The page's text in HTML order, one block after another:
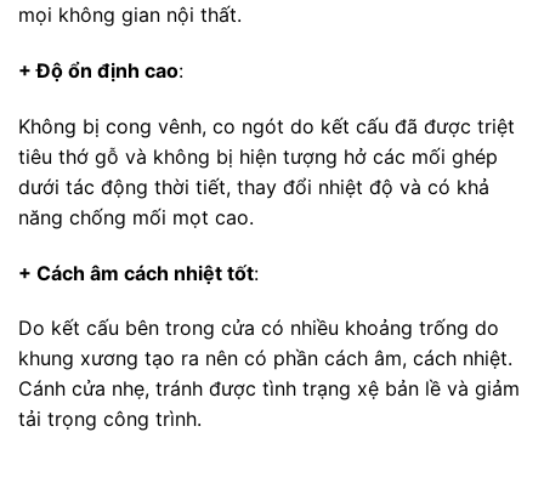
mọi không gian nội thất.
+ Độ ổn định cao:
Không bị cong vênh, co ngót do kết cấu đã được triệt
tiêu thớ gỗ và không bị hiện tượng hở các mối ghép
dưới tác động thời tiết, thay đổi nhiệt độ và có khả
năng chống mối mọt cao.
+ Cách âm cách nhiệt tốt:
Do kết cấu bên trong cửa có nhiều khoảng trống do
khung xương tạo ra nên có phần cách âm, cách nhiệt.
Cánh cửa nhẹ, tránh được tình trạng xệ bản lề và giảm
tải trọng công trình.